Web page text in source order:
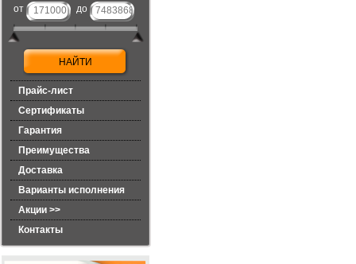
от
до
Прайс-лист
Сертификаты
Гарантия
Преимущества
Доставка
Варианты исполнения
Акции >>
Контакты